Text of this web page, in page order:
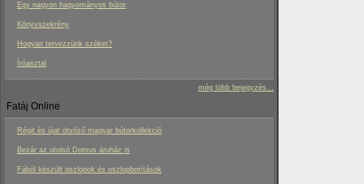
Egy nagyon hagyományos bútor
Könyvszekrény
Hogyan tervezzünk széket?
Íróasztal
még több bejegyzés...
Fatáj Online
Régit és újat ötvöző magyar bútorkollekció
Bezár az utolsó Domus áruház is
Fából készült oszlopok és oszlopborítások